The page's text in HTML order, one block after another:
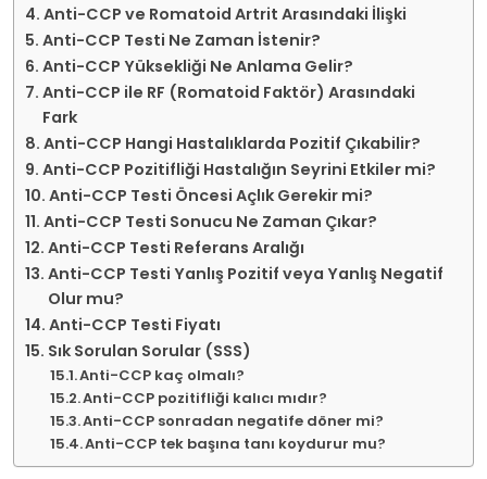
Anti-CCP ve Romatoid Artrit Arasındaki İlişki
Anti-CCP Testi Ne Zaman İstenir?
Anti-CCP Yüksekliği Ne Anlama Gelir?
Anti-CCP ile RF (Romatoid Faktör) Arasındaki
Fark
Anti-CCP Hangi Hastalıklarda Pozitif Çıkabilir?
Anti-CCP Pozitifliği Hastalığın Seyrini Etkiler mi?
Anti-CCP Testi Öncesi Açlık Gerekir mi?
Anti-CCP Testi Sonucu Ne Zaman Çıkar?
Anti-CCP Testi Referans Aralığı
Anti-CCP Testi Yanlış Pozitif veya Yanlış Negatif
Olur mu?
Anti-CCP Testi Fiyatı
Sık Sorulan Sorular (SSS)
Anti-CCP kaç olmalı?
Anti-CCP pozitifliği kalıcı mıdır?
Anti-CCP sonradan negatife döner mi?
Anti-CCP tek başına tanı koydurur mu?